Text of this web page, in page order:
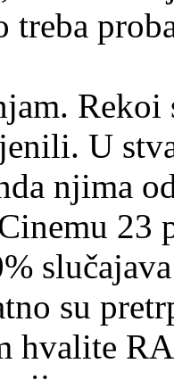
treba
Rekoi
U
njima
23
su
hvalite